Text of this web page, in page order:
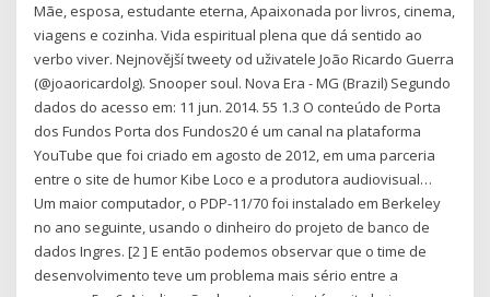
Mãe, esposa, estudante eterna, Apaixonada por livros, cinema,
viagens e cozinha. Vida espiritual plena que dá sentido ao
verbo viver. Nejnovější tweety od uživatele João Ricardo Guerra
(@joaoricardolg). Snooper soul. Nova Era - MG (Brazil) Segundo
dados do acesso em: 11 jun. 2014. 55 1.3 O conteúdo de Porta
dos Fundos Porta dos Fundos20 é um canal na plataforma
YouTube que foi criado em agosto de 2012, em uma parceria
entre o site de humor Kibe Loco e a produtora audiovisual…
Um maior computador, o PDP-11/70 foi instalado em Berkeley
no ano seguinte, usando o dinheiro do projeto de banco de
dados Ingres. [2 ] E então podemos observar que o time de
desenvolvimento teve um problema mais sério entre a